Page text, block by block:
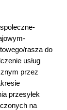
rasza do
usług
przez
przesyłek
na